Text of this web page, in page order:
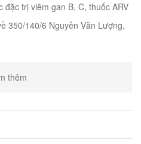
trị viêm gan B, C, thuốc ARV
350/140/6 Nguyễn Văn Lượng,
thêm